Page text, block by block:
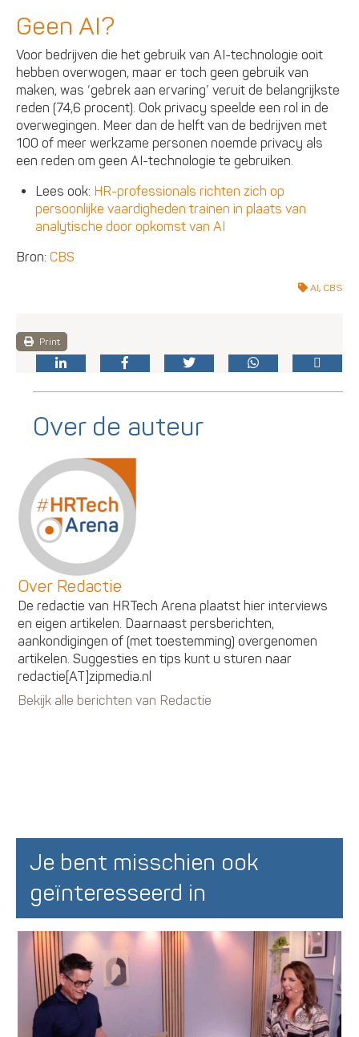
Geen AI?
Voor bedrijven die het gebruik van AI-technologie ooit
hebben overwogen, maar er toch geen gebruik van
maken, was ‘gebrek aan ervaring’ veruit de belangrijkste
reden (74,6 procent). Ook privacy speelde een rol in de
overwegingen. Meer dan de helft van de bedrijven met
100 of meer werkzame personen noemde privacy als
een reden om geen AI-technologie te gebruiken.
Lees ook: HR-professionals richten zich op
persoonlijke vaardigheden trainen in plaats van
analytische door opkomst van AI
Bron:CBS
AI, CBS
Print
Over de auteur
Over Redactie
De redactie van HRTech Arena plaatst hier interviews
en eigen artikelen. Daarnaast persberichten,
aankondigingen of (met toestemming) overgenomen
artikelen. Suggesties en tips kunt u sturen naar
redactie[AT]zipmedia.nl
Bekijk alle berichten van Redactie
Je bent misschien ook
geïnteresseerd in